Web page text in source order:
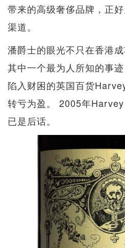
带来的高级奢侈品牌，正
渠道。
潘爵士的眼光不只在香港
其中一个最为人所知的事
陷入财困的英国百货
转亏为盈。 2005年
已是后话。